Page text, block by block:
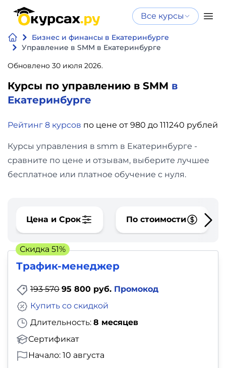
Все курсы
Бизнес и финансы в Екатеринбурге
Управление в SMM в Екатеринбурге
Обновлено 30 июля 2026.
Курсы по управлению в SMM в
Екатеринбурге
Рейтинг 8 курсов по цене от 980 до 111240 рублей
Курсы управления в smm в Екатеринбурге -
сравните по цене и отзывам, выберите лучшее
бесплатное или платное обучение с нуля.
Цена и Срок По стоимости
Трафик-менеджер
193 570 95 800 руб. Промокод
Длительность: 8 месяцев
Сертификат
Купить со скидкой
Начало: 10 августа
Скидка 51%
Нейросеть
и ИИ
Бизнес
финансы
Дизайн
фото,
аудио
Маркетинг
Иностранный
язык
Для
детей
Нейросеть и ИИ
интеллекту
Курсы по нейросетям